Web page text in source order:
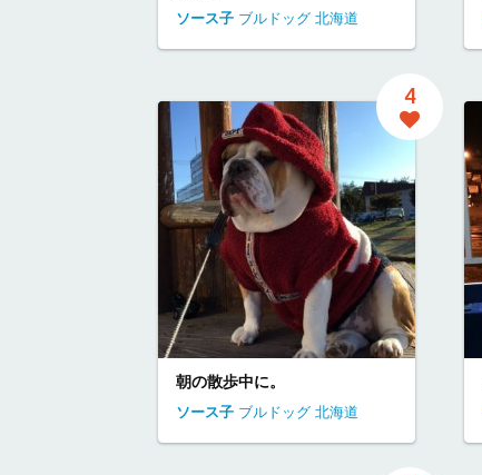
ソース子 ブルドッグ 北海道
4
朝の散歩中に。
ソース子 ブルドッグ 北海道